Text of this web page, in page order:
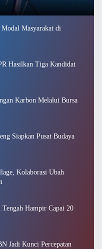
Masyarakat di
Hasilkan Tiga Kandidat
Karbon Melalui Bursa
Siapkan Pusat Budaya
Kolaborasi Ubah
Hampir Capai 20
Jadi Kunci Percepatan